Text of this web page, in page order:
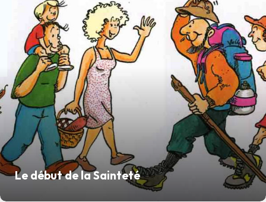
Le début de la Sainteté